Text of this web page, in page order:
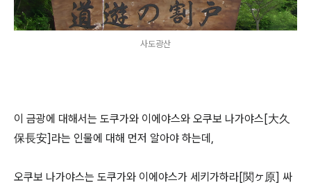
사도광산
이 금광에 대해서는 도쿠가와 이에야스와 오쿠보 나가야스[大久
保長安]라는 인물에 대해 먼저 알아야 하는데,
오쿠보 나가야스는 도쿠가와 이에야스가 세키가하라[関ヶ原] 싸